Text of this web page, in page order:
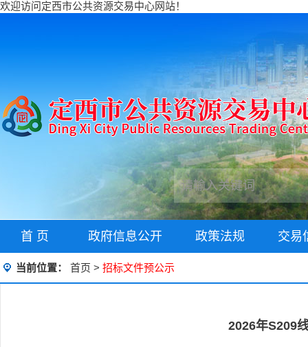
欢迎访问定西市公共资源交易中心网站！
首 页 政府信息公开 政策法规 交易
当前位置： 首页 > 招标文件预公示
2026年S209